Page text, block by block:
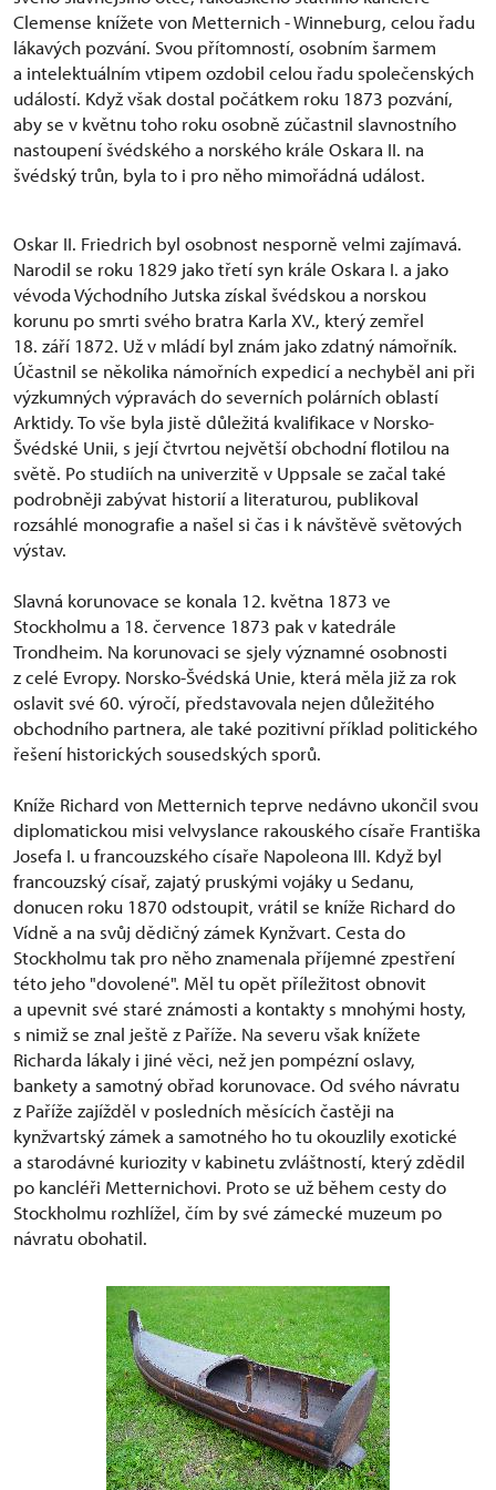
Clemense knížete von Metternich - Winneburg, celou řadu
lákavých pozvání. Svou přítomností, osobním šarmem
a intelektuálním vtipem ozdobil celou řadu společenských
událostí. Když však dostal počátkem roku 1873 pozvání,
aby se v květnu toho roku osobně zúčastnil slavnostního
nastoupení švédského a norského krále Oskara II. na
švédský trůn, byla to i pro něho mimořádná událost.
Oskar II. Friedrich byl osobnost nesporně velmi zajímavá.
Narodil se roku 1829 jako třetí syn krále Oskara I. a jako
vévoda Východního Jutska získal švédskou a norskou
korunu po smrti svého bratra Karla XV., který zemřel
18. září 1872. Už v mládí byl znám jako zdatný námořník.
Účastnil se několika námořních expedicí a nechyběl ani při
výzkumných výpravách do severních polárních oblastí
Arktidy. To vše byla jistě důležitá kvalifikace v Norsko-
Švédské Unii, s její čtvrtou největší obchodní flotilou na
světě. Po studiích na univerzitě v Uppsale se začal také
podrobněji zabývat historií a literaturou, publikoval
rozsáhlé monografie a našel si čas i k návštěvě světových
výstav.
Slavná korunovace se konala 12. května 1873 ve
Stockholmu a 18. července 1873 pak v katedrále
Trondheim. Na korunovaci se sjely významné osobnosti
z celé Evropy. Norsko-Švédská Unie, která měla již za rok
oslavit své 60. výročí, představovala nejen důležitého
obchodního partnera, ale také pozitivní příklad politického
řešení historických sousedských sporů.
Kníže Richard von Metternich teprve nedávno ukončil svou
diplomatickou misi velvyslance rakouského císaře Františka
Josefa I. u francouzského císaře Napoleona III. Když byl
francouzský císař, zajatý pruskými vojáky u Sedanu,
donucen roku 1870 odstoupit, vrátil se kníže Richard do
Vídně a na svůj dědičný zámek Kynžvart. Cesta do
Stockholmu tak pro něho znamenala příjemné zpestření
této jeho "dovolené". Měl tu opět příležitost obnovit
a upevnit své staré známosti a kontakty s mnohými hosty,
s nimiž se znal ještě z Paříže. Na severu však knížete
Richarda lákaly i jiné věci, než jen pompézní oslavy,
bankety a samotný obřad korunovace. Od svého návratu
z Paříže zajížděl v posledních měsících častěji na
kynžvartský zámek a samotného ho tu okouzlily exotické
a starodávné kuriozity v kabinetu zvláštností, který zdědil
po kancléři Metternichovi. Proto se už během cesty do
Stockholmu rozhlížel, čím by své zámecké muzeum po
návratu obohatil.